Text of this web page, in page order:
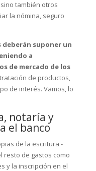
también otros
la nómina, seguro
suponer un
a
de mercado de los
de productos,
de interés. Vamos, lo
notaría y
el banco
de la escritura -
resto de gastos como
y la inscripción en el